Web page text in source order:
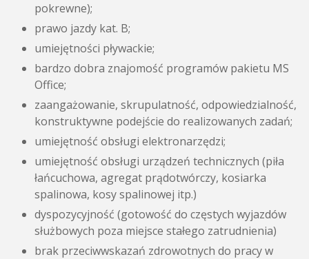
pokrewne);
prawo jazdy kat. B;
umiejętności pływackie;
bardzo dobra znajomość programów pakietu MS
Office;
zaangażowanie, skrupulatność, odpowiedzialność,
konstruktywne podejście do realizowanych zadań;
umiejętność obsługi elektronarzędzi;
umiejętność obsługi urządzeń technicznych (piła
łańcuchowa, agregat prądotwórczy, kosiarka
spalinowa, kosy spalinowej itp.)
dyspozycyjność (gotowość do częstych wyjazdów
służbowych poza miejsce stałego zatrudnienia)
brak przeciwwskazań zdrowotnych do pracy w